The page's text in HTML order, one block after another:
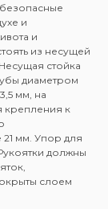
и
и
из несущей
стойка
диаметром
мм, на
крепления к
мм. Упор для
должны
слоем